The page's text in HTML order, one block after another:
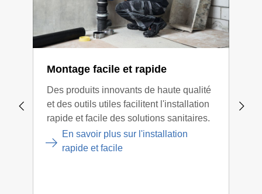
Montage facile et rapide
Des produits innovants de haute qualité
et des outils utiles facilitent l'installation
rapide et facile des solutions sanitaires.
En savoir plus sur l'installation
rapide et facile
la